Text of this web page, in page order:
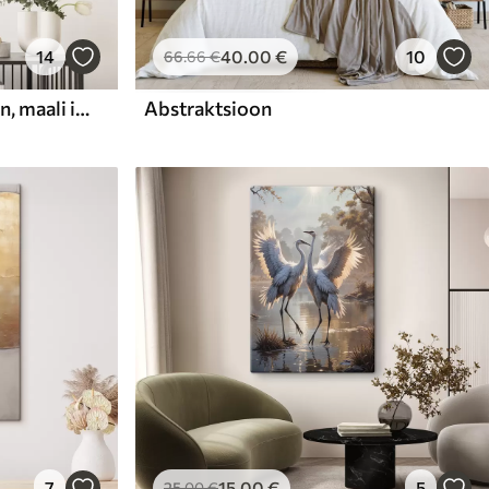
14
Abstraktne kompositsioon, maali imitatsioon
66.66€40.00€ 10
Abstraktsioon